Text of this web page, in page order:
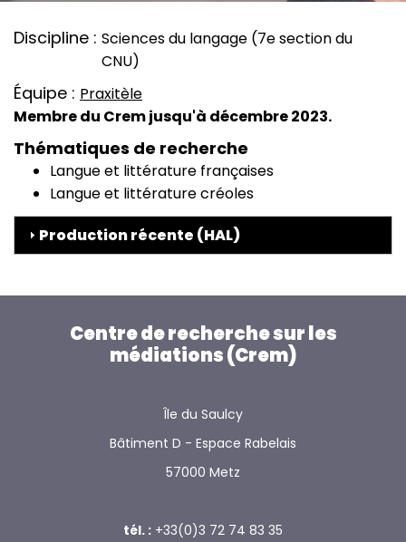
Discipline
Sciences du langage (7e section du
CNU)
Équipe
Praxitèle
Membre du Crem jusqu'à décembre 2023.
Thématiques de recherche
Langue et littérature françaises
Langue et littérature créoles
Production récente (HAL)
Centre de recherche sur les
médiations (Crem)
Île du Saulcy
Bâtiment D - Espace Rabelais
57000 Metz
tél. : +33(0)3 72 74 83 35